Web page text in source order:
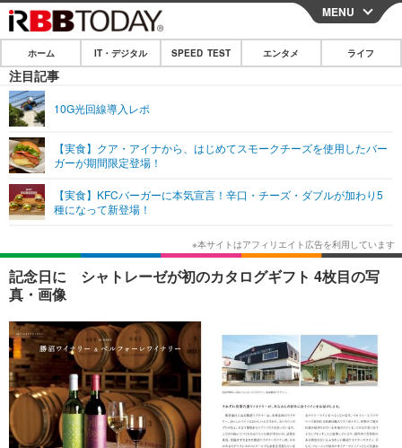
CLOSE
ホーム
IT・デジタル
ネタ
ショッピング その他
SPEED TEST
エンタメ
エンタメTOP
韓国・芸能
音楽 スポーツ
ショッピング その他
ライフ
ライフTOP グルメ
ペット ショッピング
その他
リリース一覧
プッシュ通知の停止方法
MENU
ホーム IT・デジタル SPEED TEST エンタメ ライフ
注目記事
10G光回線導入レポ
【実食】クア・アイナから、はじめてスモークチーズを使用したバー
ガーが期間限定登場！
【実食】KFCバーガーに本気宣言！辛口・チーズ・ダブルが加わり5
種になって新登場！
記念日に シャトレーゼが初のカタログギフト 4枚目の写
真・画像